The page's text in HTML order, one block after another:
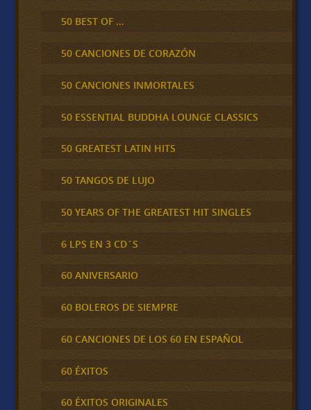
50 BEST OF …
50 CANCIONES DE CORAZÓN
50 CANCIONES INMORTALES
50 ESSENTIAL BUDDHA LOUNGE CLASSICS
50 GREATEST LATIN HITS
50 TANGOS DE LUJO
50 YEARS OF THE GREATEST HIT SINGLES
6 LPS EN 3 CD´S
60 ANIVERSARIO
60 BOLEROS DE SIEMPRE
60 CANCIONES DE LOS 60 EN ESPAÑOL
60 ÉXITOS
60 ÉXITOS ORIGINALES